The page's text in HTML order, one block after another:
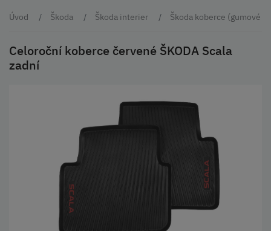
Úvod Škoda Škoda interier Škoda koberce (gumové
Celoroční koberce červené ŠKODA Scala
zadní